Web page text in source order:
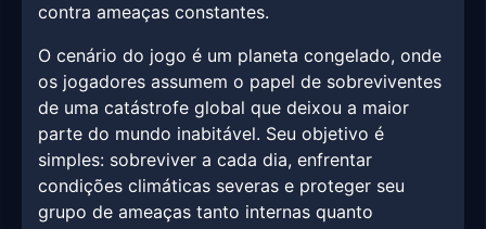
contra ameaças constantes.
O cenário do jogo é um planeta congelado, onde
os jogadores assumem o papel de sobreviventes
de uma catástrofe global que deixou a maior
parte do mundo inabitável. Seu objetivo é
simples: sobreviver a cada dia, enfrentar
condições climáticas severas e proteger seu
grupo de ameaças tanto internas quanto